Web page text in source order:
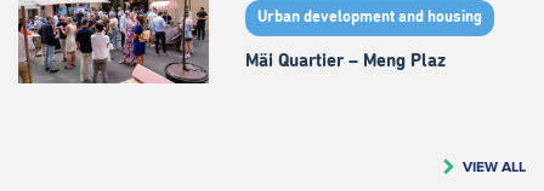
Urban development and housing
Mäi Quartier – Meng Plaz
VIEW ALL